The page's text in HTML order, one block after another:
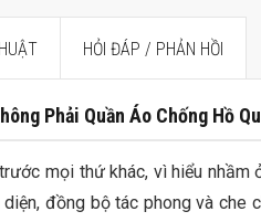
HỎI ĐÁP / PHẢN HỒI
Phải Quần Áo Chống Hồ
mọi thứ khác, vì hiểu
đồng bộ tác phong và che